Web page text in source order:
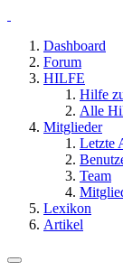
Dashboard
Forum
HILFE
Hilfe
Alle
Mitglieder
Letzte
Team
Lexikon
Artikel